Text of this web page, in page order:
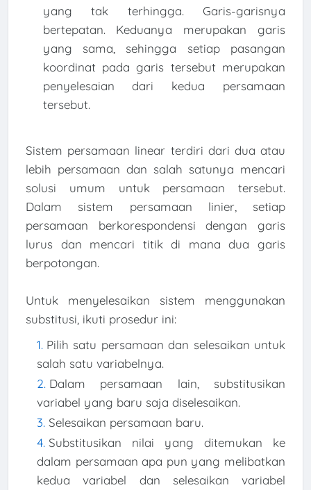
yang tak terhingga. Garis-garisnya
bertepatan. Keduanya merupakan garis
yang sama, sehingga setiap pasangan
koordinat pada garis tersebut merupakan
penyelesaian dari kedua persamaan
tersebut.
Sistem persamaan linear terdiri dari dua atau
lebih persamaan dan salah satunya mencari
solusi umum untuk persamaan tersebut.
Dalam sistem persamaan linier, setiap
persamaan berkorespondensi dengan garis
lurus dan mencari titik di mana dua garis
berpotongan.
Untuk menyelesaikan sistem menggunakan
substitusi, ikuti prosedur ini:
Pilih satu persamaan dan selesaikan untuk
salah satu variabelnya.
Dalam persamaan lain, substitusikan
variabel yang baru saja diselesaikan.
Selesaikan persamaan baru.
Substitusikan nilai yang ditemukan ke
dalam persamaan apa pun yang melibatkan
kedua variabel dan selesaikan variabel